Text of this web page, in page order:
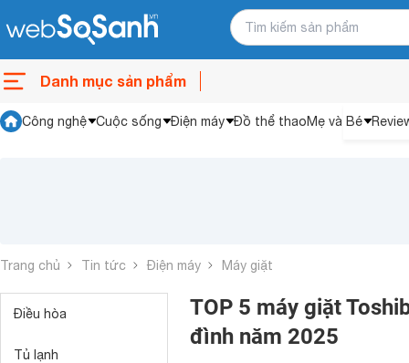
Danh mục sản phẩm
Công nghệ Cuộc sống Điện máy Đồ thể thaoMẹ và Bé
Trang chủ Tin tức Điện máy Máy giặt
Điều hòa
Tủ lạnh
TOP 5 máy giặt
đình năm 2025